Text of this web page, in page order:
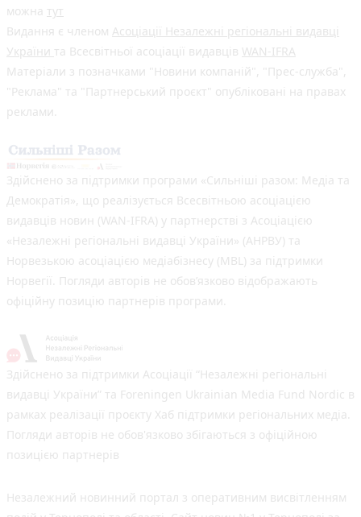
можна тут
Видання є членом Асоціації Незалежні регіональні видавці
України та Всесвітньої асоціації видавців WAN-IFRA
Матеріали з позначками "Новини компаній", "Прес-служба",
"Реклама" та "Партнерський проєкт" опубліковані на правах
реклами.
Здійснено за підтримки програми «Сильніші разом: Медіа та
Демократія», що реалізується Всесвітньою асоціацією
видавців новин (WAN-IFRA) у партнерстві з Асоціацією
«Незалежні регіональні видавці України» (АНРВУ) та
Норвезькою асоціацією медіабізнесу (MBL) за підтримки
Норвегії. Погляди авторів не обов’язково відображають
офіційну позицію партнерів програми.
Здійснено за підтримки Асоціації “Незалежні регіональні
видавці України” та Foreningen Ukrainian Media Fund Nordic в
рамках реалізації проєкту Хаб підтримки регіональних медіа.
Погляди авторів не обов'язково збігаються з офіційною
позицією партнерів
Незалежний новинний портал з оперативним висвітленням